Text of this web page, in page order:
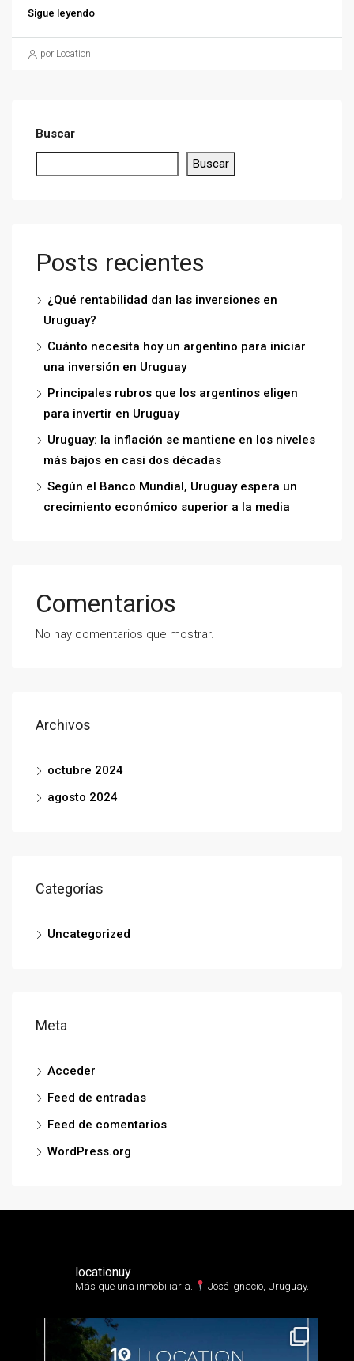
Sigue leyendo
por Location
Buscar
Buscar
Posts recientes
¿Qué rentabilidad dan las inversiones en
Uruguay?
Cuánto necesita hoy un argentino para iniciar
una inversión en Uruguay
Principales rubros que los argentinos eligen
para invertir en Uruguay
Uruguay: la inflación se mantiene en los niveles
más bajos en casi dos décadas
Según el Banco Mundial, Uruguay espera un
crecimiento económico superior a la media
Comentarios
No hay comentarios que mostrar.
Archivos
octubre 2024
agosto 2024
Categorías
Uncategorized
Meta
Acceder
Feed de entradas
Feed de comentarios
WordPress.org
locationuy
Más que una inmobiliaria.⁣ José Ignacio, Uruguay.